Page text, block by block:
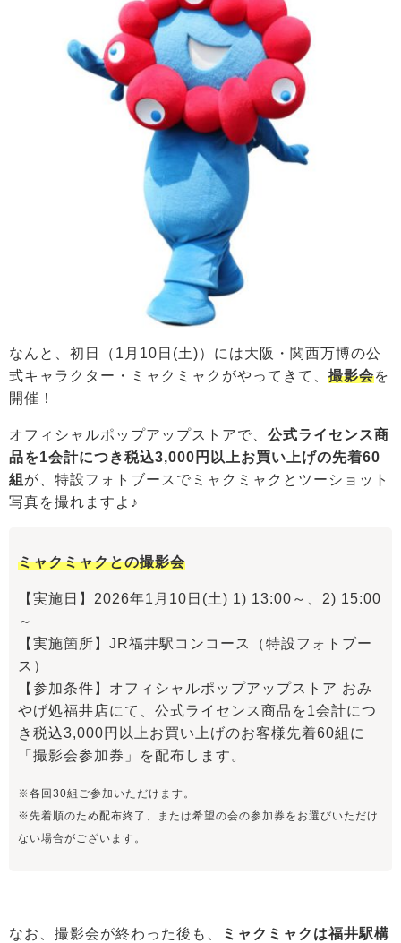
なんと、初日（1月10日(土)）には大阪・関西万博の公
式キャラクター・ミャクミャクがやってきて、 撮影会を
開催！
オフィシャルポップアップストアで、 公式ライセンス商
品を1会計につき税込3,000円以上お買い上げの先着60
組 が、特設フォトブースでミャクミャクとツーショット
写真を撮れますよ♪
ミャクミャクとの撮影会
【実施日】2026年1月10日(土) 1) 13:00～、2) 15:00
～
【実施箇所】JR福井駅コンコース（特設フォトブー
ス）
【参加条件】オフィシャルポップアップストア おみ
やげ処福井店にて、公式ライセンス商品を1会計につ
き税込3,000円以上お買い上げのお客様先着60組に
「撮影会参加券」を配布します。
※各回30組ご参加いただけます。
※先着順のため配布終了、または希望の会の参加券をお選びいただけ
ない場合がございます。
なお、撮影会が終わった後も、
ミャクミャクは福井駅構